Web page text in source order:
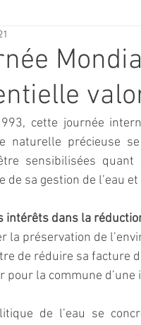
MOBILITE PETITE
cette journée
naturelle précieuse
sensibilisées
de sa gestion de l’eau
intérêts dans la
la préservation de
de réduire sa facture
pour la commune d’une
de l’eau se